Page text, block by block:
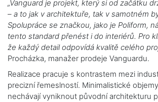
„Vanguard je projekt, který si od začátku
– a to jak v architektuře, tak v samotném
Spolupráce se značkou, jako je Poliform,
tento standard přenést i do interiérů. Pro
že každý detail odpovídá kvalitě celého
Procházka, manažer prodeje Vanguardu.
Realizace pracuje s kontrastem mezi
precizní řemeslností. Minimalistické
nechávají vyniknout původní architekturu